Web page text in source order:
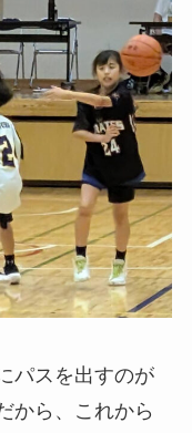
パスを出すのが
から、これから